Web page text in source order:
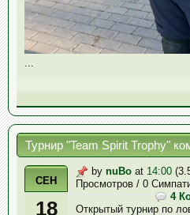
...
СЕН
18
by nuBo at 14:00
Просмотров / 0
4
Открытый турнир по